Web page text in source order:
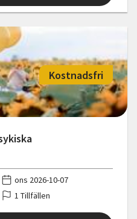
Kostnadsfri
ons 2026-10-07
1 Tillfällen